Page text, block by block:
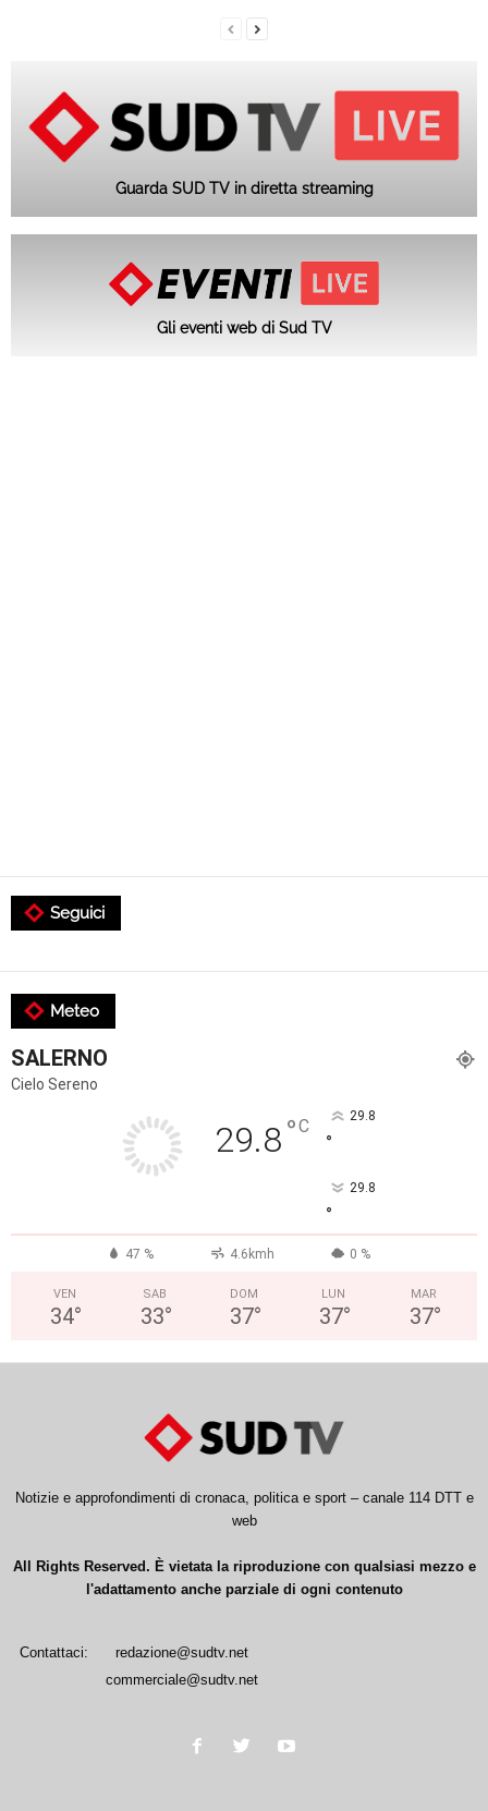
Guarda SUD TV in diretta streaming
Gli eventi web di Sud TV
Seguici
Meteo
SALERNO
Cielo Sereno
29.8°C 29.8
°
29.8
°
47 % 4.6kmh 0 %
VEN
34°
SAB
33°
DOM
37°
LUN
37°
MAR
37°
Notizie e approfondimenti di cronaca, politica e sport – canale 114 DTT e
web
All Rights Reserved. È vietata la riproduzione con qualsiasi mezzo e
l'adattamento anche parziale di ogni contenuto
Contattaci:
redazione@sudtv.net
commerciale@sudtv.net